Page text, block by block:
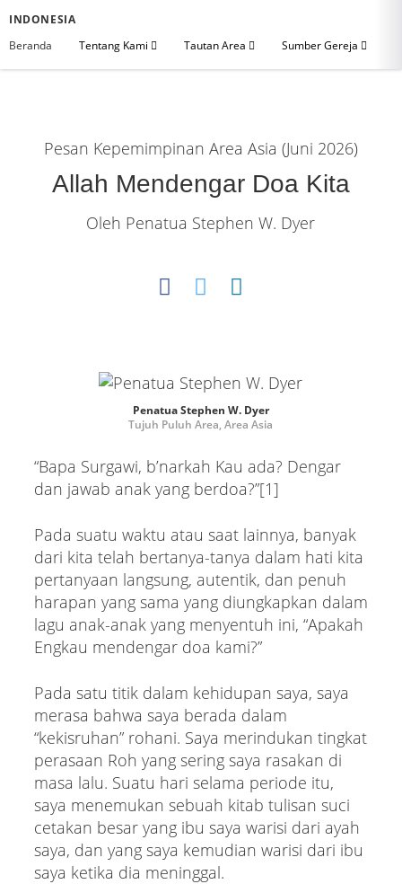
INDONESIA
Beranda
Tentang Kami Tautan Area Sumber Gereja
Pesan Kepemimpinan Area Asia (Juni 2026)
Allah Mendengar Doa Kita
Oleh Penatua Stephen W. Dyer
Penatua Stephen W. Dyer
Tujuh Puluh Area, Area Asia
“Bapa Surgawi, b’narkah Kau ada? Dengar
dan jawab anak yang berdoa?”[1]
Pada suatu waktu atau saat lainnya, banyak
dari kita telah bertanya-tanya dalam hati kita
pertanyaan langsung, autentik, dan penuh
harapan yang sama yang diungkapkan dalam
lagu anak-anak yang menyentuh ini, “Apakah
Engkau mendengar doa kami?”
Pada satu titik dalam kehidupan saya, saya
merasa bahwa saya berada dalam
“kekisruhan” rohani. Saya merindukan tingkat
perasaan Roh yang sering saya rasakan di
masa lalu. Suatu hari selama periode itu,
saya menemukan sebuah kitab tulisan suci
cetakan besar yang ibu saya warisi dari ayah
saya, dan yang saya kemudian warisi dari ibu
saya ketika dia meninggal.